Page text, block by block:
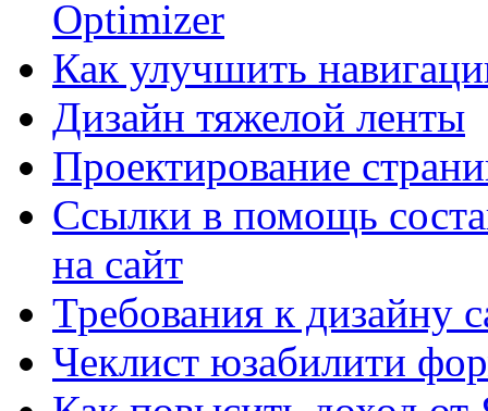
Optimizer
Как улучшить
Дизайн тяжелой ленты
Проектирование
Ссылки в помощь
на сайт
Требования к дизайну
Чеклист юзабилити